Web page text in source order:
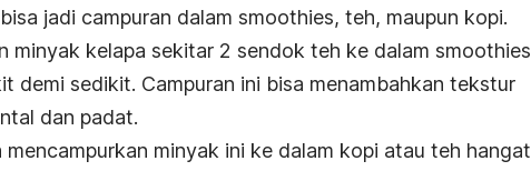
jadi campuran dalam smoothies, teh, maupun kopi.
minyak kelapa sekitar 2 sendok teh ke dalam smoothies
demi sedikit. Campuran ini bisa menambahkan tekstur
dan padat.
minyak ini ke dalam kopi atau teh hangat